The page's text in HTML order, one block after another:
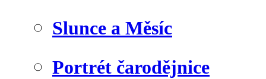
Slunce a Měsíc
Portrét čarodějnice